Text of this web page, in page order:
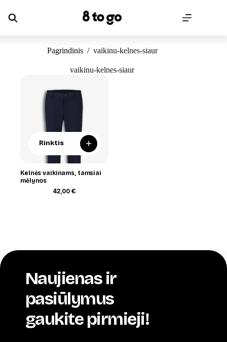
content
Pagrindinis / vaikinu-kelnes-siaur
vaikinu-kelnes-siaur
Rinktis +
Kelnės vaikinams, tamsiai
mėlynos
42,00€
Naujienas ir
pasiūlymus
gaukite pirmieji!